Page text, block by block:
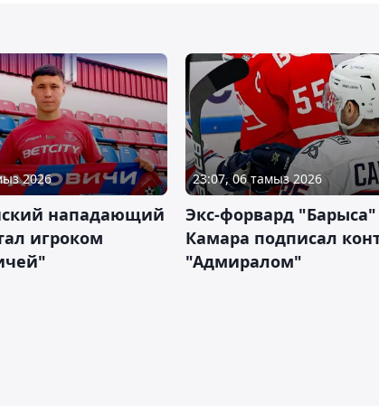
2026
нападающий
игроком
23:07, 06 тамыз 2026
Экс-форвард "Барыса"
Камара подписал
"Адмиралом"